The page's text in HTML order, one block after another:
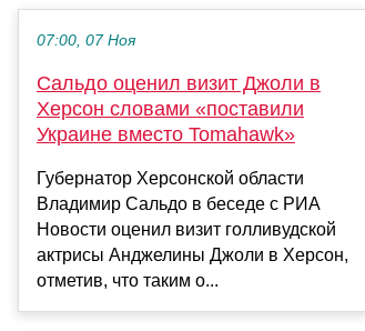
07:00, 07 Ноя
Сальдо оценил визит Джоли в
Херсон словами «поставили
Украине вместо Tomahawk»
Губернатор Херсонской области
Владимир Сальдо в беседе с РИА
Новости оценил визит голливудской
актрисы Анджелины Джоли в Херсон,
отметив, что таким о...